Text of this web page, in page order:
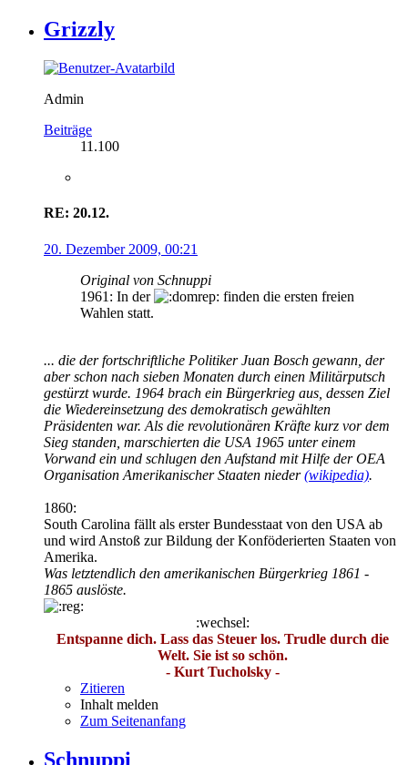
Grizzly
Admin
Beiträge
11.100
RE: 20.12.
20. Dezember 2009, 00:21
Original von Schnuppi
1961: In der
finden die ersten freien
Wahlen statt.
... die der fortschriftliche Politiker Juan Bosch gewann, der
aber schon nach sieben Monaten durch einen Militärputsch
gestürzt wurde. 1964 brach ein Bürgerkrieg aus, dessen Ziel
die Wiedereinsetzung des demokratisch gewählten
Präsidenten war. Als die revolutionären Kräfte kurz vor dem
Sieg standen, marschierten die USA 1965 unter einem
Vorwand ein und schlugen den Aufstand mit Hilfe der OEA
Organisation Amerikanischer Staaten nieder(wikipedia).
1860:
South Carolina fällt als erster Bundesstaat von den USA ab
und wird Anstoß zur Bildung der Konföderierten Staaten von
Amerika.
Was letztendlich den amerikanischen Bürgerkrieg 1861 -
1865 auslöste.
:wechsel:
Entspanne dich. Lass das Steuer los. Trudle durch die
Welt. Sie ist so schön.
- Kurt Tucholsky -
Zitieren
Inhalt melden
Zum Seitenanfang
Schnuppi